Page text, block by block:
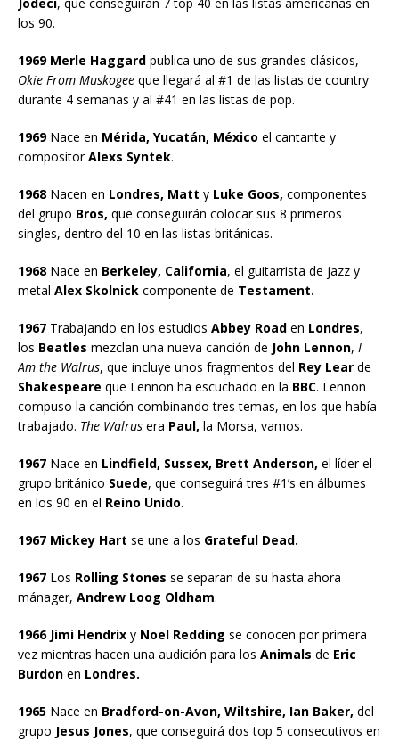
los 90.
1969 Merle Haggard publica uno de sus grandes clásicos,
Okie From Muskogee que llegará al #1 de las listas de country
durante 4 semanas y al #41 en las listas de pop.
1969Nace en Mérida, Yucatán, México el cantante y
compositorAlexs Syntek.
1968 Nacen en Londres, Matt y Luke Goos, componentes
del grupo Bros, que conseguirán colocar sus 8 primeros
singles, dentro del 10 en las listas británicas.
1968 Nace en Berkeley, California, el guitarrista de jazz y
metal Alex Skolnick componente de Testament.
1967 Trabajando en los estudios Abbey Road en Londres,
los Beatles mezclan una nueva canción de John Lennon, I
Am the Walrus, que incluye unos fragmentos del Rey Lear de
Shakespeare que Lennon ha escuchado en la BBC. Lennon
compuso la canción combinando tres temas, en los que había
trabajado. The Walrus era Paul, la Morsa, vamos.
1967 Nace en Lindfield, Sussex, Brett Anderson, el líder el
grupo británico Suede, que conseguirá tres #1’s en álbumes
en los 90 en el Reino Unido.
1967 Mickey Hart se une a los Grateful Dead.
1967 Los Rolling Stones se separan de su hasta ahora
mánager, Andrew Loog Oldham.
1966 Jimi Hendrix y Noel Redding se conocen por primera
vez mientras hacen una audición para los Animals de Eric
Burdon en Londres.
1965 Nace en Bradford-on-Avon, Wiltshire, Ian Baker, del
grupo Jesus Jones, que conseguirá dos top 5 consecutivos en